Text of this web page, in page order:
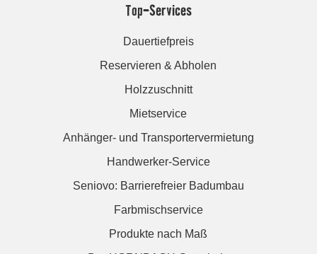
Top-Services
Dauertiefpreis
Reservieren & Abholen
Holzzuschnitt
Mietservice
Anhänger- und Transportervermietung
Handwerker-Service
Seniovo: Barrierefreier Badumbau
Farbmischservice
Produkte nach Maß